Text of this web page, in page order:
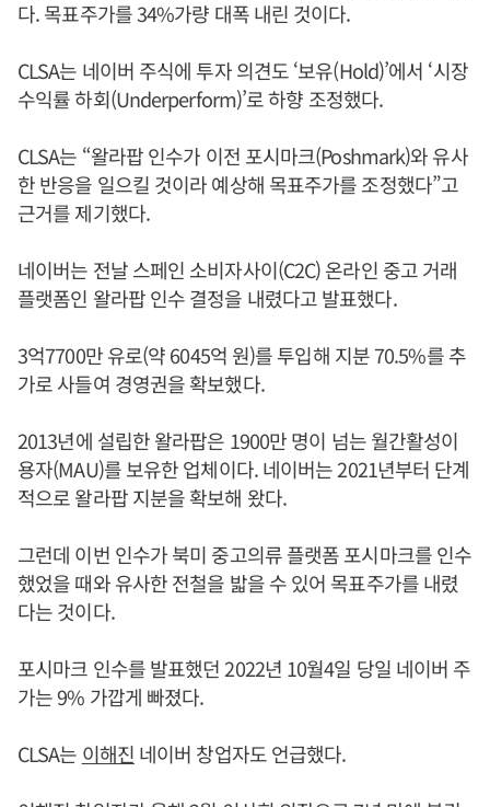
다. 목표주가를 34%가량 대폭 내린 것이다.
CLSA는 네이버 주식에 투자 의견도 ‘보유(Hold)’에서 ‘시장
수익률 하회(Underperform)’로 하향 조정했다.
CLSA는 “왈라팝 인수가 이전 포시마크(Poshmark)와 유사
한 반응을 일으킬 것이라 예상해 목표주가를 조정했다”고
근거를 제기했다.
네이버는 전날 스페인 소비자사이(C2C) 온라인 중고 거래
플랫폼인 왈라팝 인수 결정을 내렸다고 발표했다.
3억7700만 유로(약 6045억 원)를 투입해 지분 70.5%를 추
가로 사들여 경영권을 확보했다.
2013년에 설립한 왈라팝은 1900만 명이 넘는 월간활성이
용자(MAU)를 보유한 업체이다. 네이버는 2021년부터 단계
적으로 왈라팝 지분을 확보해 왔다.
그런데 이번 인수가 북미 중고의류 플랫폼 포시마크를 인수
했었을 때와 유사한 전철을 밟을 수 있어 목표주가를 내렸
다는 것이다.
포시마크 인수를 발표했던 2022년 10월4일 당일 네이버 주
가는 9% 가깝게 빠졌다.
CLSA는 이해진 네이버 창업자도 언급했다.